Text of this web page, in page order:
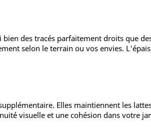
des tracés parfaitement droits que
selon le terrain ou vos envies.
Elles maintiennent les
visuelle et une cohésion dans votre